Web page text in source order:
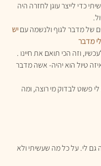
כדי לייצר עוגן לחזרה היה
של מדבר לגוף ולנשמה עם יש
מדבר
וזה הכי תואם את חיינו .
טיול הוא יהיה- אשה מדבר
פשוט לבדוק מי רוצה, ומה
גם לי. על כל מה שעשיתי ולא